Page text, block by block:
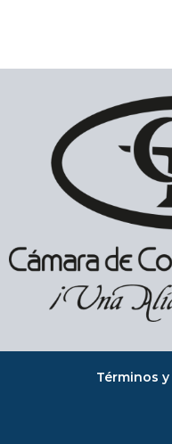
Términos